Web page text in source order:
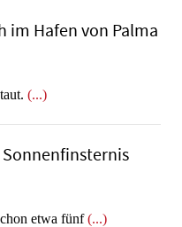
im Hafen von Palma
(...)
etwa fünf(...)